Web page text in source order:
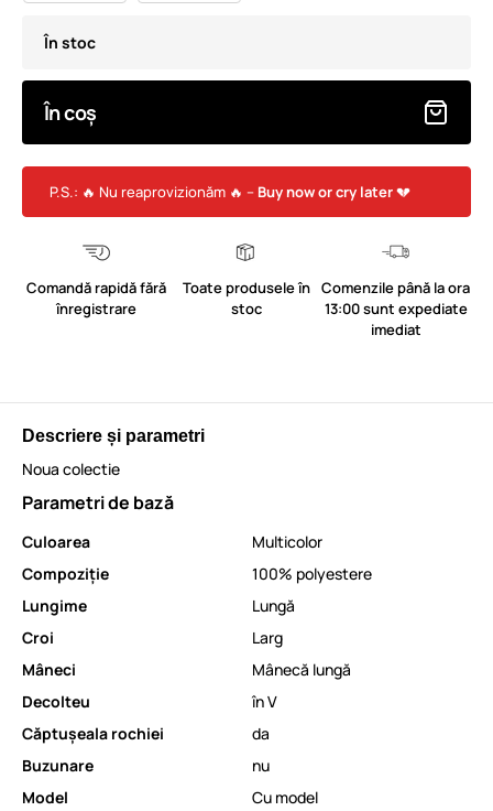
În stoc
În coș
P.S.: 🔥 Nu reaprovizionăm 🔥 – Buy now or cry later💔
Comandă rapidă fără
înregistrare
Toate produsele în
stoc
Comenzile până la ora
13:00 sunt expediate
imediat
Descriere și parametri
Noua colectie
Parametri de bază
Culoarea
Multicolor
Compoziție
100% polyestere
Lungime
Lungă
Croi
Larg
Mâneci
Mânecă lungă
Decolteu
în V
Căptușeala rochiei
da
Buzunare
nu
Model
Cu model